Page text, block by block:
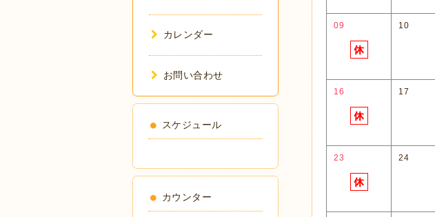
09 10
16 17
23 24
カレンダー
お問い合わせ
スケジュール
カウンター